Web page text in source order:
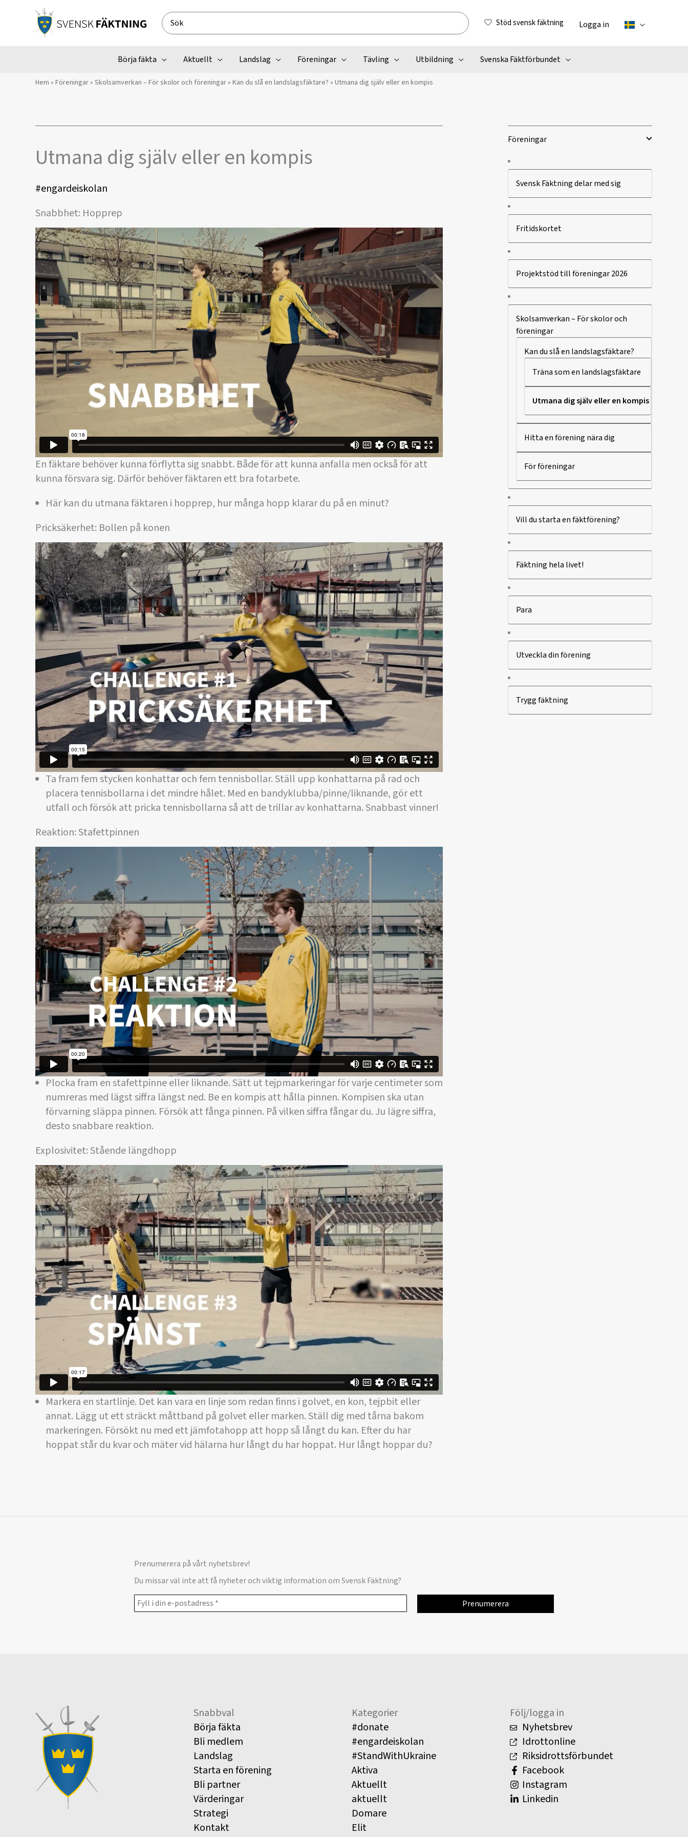
Search
for:
Stöd svensk fäktning Logga in
Börja fäkta Aktuellt Landslag Föreningar Tävling Utbildning Svenska Fäktförbundet
Hem » Föreningar» Skolsamverkan – För skolor och föreningar» Kan du slå en landslagsfäktare? » Utmana dig själv eller en kompis
Utmana dig själv eller en kompis
#engardeiskolan
Snabbhet: Hopprep
En fäktare behöver kunna förflytta sig snabbt. Både för att kunna anfalla men också för att
kunna försvara sig. Därför behöver fäktaren ett bra fotarbete.
Här kan du utmana fäktaren i hopprep, hur många hopp klarar du på en minut?
Pricksäkerhet: Bollen på konen
Ta fram fem stycken konhattar och fem tennisbollar. Ställ upp konhattarna på rad och
placera tennisbollarna i det mindre hålet. Med en bandyklubba/pinne/liknande, gör ett
utfall och försök att pricka tennisbollarna så att de trillar av konhattarna. Snabbast vinner!
Reaktion: Stafettpinnen
Plocka fram en stafettpinne eller liknande. Sätt ut tejpmarkeringar för varje centimeter som
numreras med lägst siffra längst ned. Be en kompis att hålla pinnen. Kompisen ska utan
förvarning släppa pinnen. Försök att fånga pinnen. På vilken siffra fångar du. Ju lägre siffra,
desto snabbare reaktion.
Explosivitet: Stående längdhopp
Markera en startlinje. Det kan vara en linje som redan finns i golvet, en kon, tejpbit eller
annat. Lägg ut ett sträckt måttband på golvet eller marken. Ställ dig med tårna bakom
markeringen. Försökt nu med ett jämfotahopp att hopp så långt du kan. Efter du har
hoppat står du kvar och mäter vid hälarna hur långt du har hoppat. Hur långt hoppar du?
Föreningar
Svensk Fäktning delar med sig
Fritidskortet
Projektstöd till föreningar 2026
Skolsamverkan – För skolor och
föreningar
Kan du slå en landslagsfäktare?
Träna som en landslagsfäktare
Utmana dig själv eller en kompis
Hitta en förening nära dig
För föreningar
Vill du starta en fäktförening?
Fäktning hela livet!
Para
Utveckla din förening
Trygg fäktning
Prenumerera på vårt nyhetsbrev!
Du missar väl inte att få nyheter och viktig information om Svensk Fäktning?
Snabbval
Börja fäkta
Bli medlem
Landslag
Starta en förening
Bli partner
Värderingar
Strategi
Kontakt
Kategorier
#donate
#engardeiskolan
#StandWithUkraine
Aktiva
Aktuellt
aktuellt
Domare
Elit
Följ/logga in
Nyhetsbrev
Idrottonline
Riksidrottsförbundet
Facebook
Instagram
Linkedin